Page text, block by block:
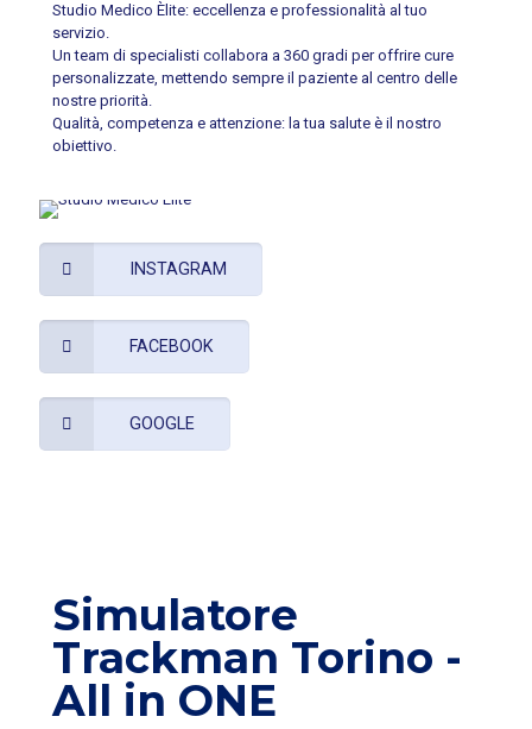
Studio Medico Èlite: eccellenza e professionalità al tuo
servizio.
Un team di specialisti collabora a 360 gradi per offrire cure
personalizzate, mettendo sempre il paziente al centro delle
nostre priorità.
Qualità, competenza e attenzione: la tua salute è il nostro
obiettivo.
INSTAGRAM
FACEBOOK
GOOGLE
Simulatore
Trackman Torino -
All in ONE